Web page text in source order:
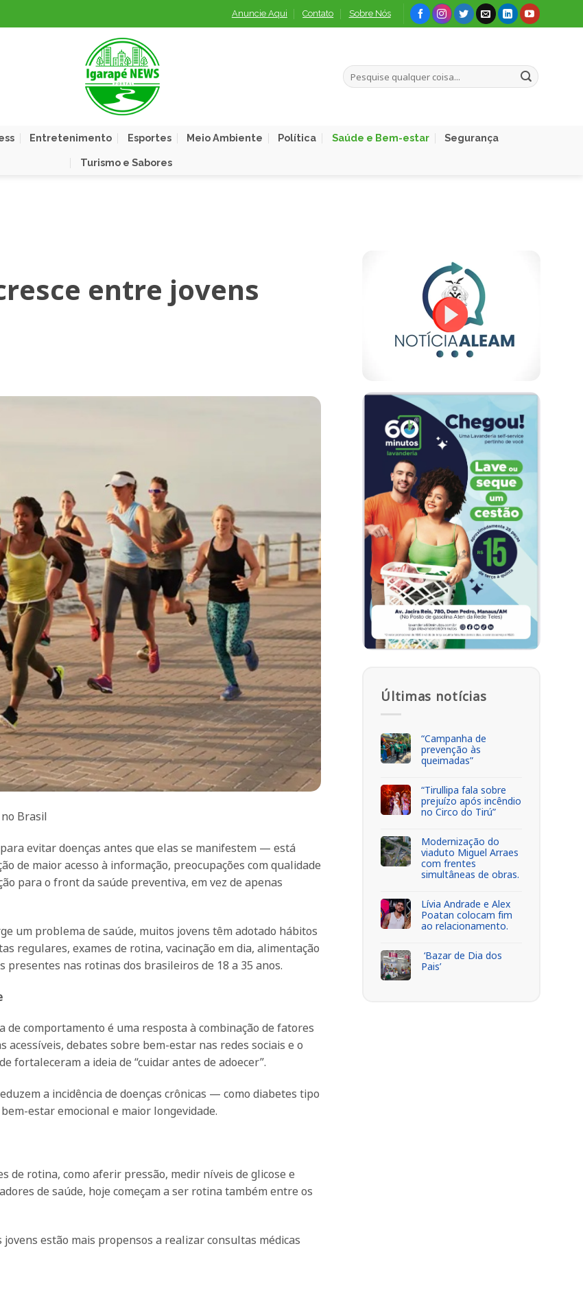
Anuncie Aqui Contato Sobre Nós
Entretenimento Esportes Meio Ambiente Política Saúde e Bem-estar Segurança
Turismo e Sabores
entre jovens
Brasil
evitar doenças antes que elas se manifestem — está
de maior acesso à informação, preocupações com qualidade
para o front da saúde preventiva, em vez de apenas
um problema de saúde, muitos jovens têm adotado hábitos
regulares, exames de rotina, vacinação em dia, alimentação
presentes nas rotinas dos brasileiros de 18 a 35 anos.
comportamento é uma resposta à combinação de fatores
debates sobre bem-estar nas redes sociais e o
fortaleceram a ideia de “cuidar antes de adoecer”.
a incidência de doenças crônicas — como diabetes tipo
estar emocional e maior longevidade.
de rotina, como aferir pressão, medir níveis de glicose e
de saúde, hoje começam a ser rotina também entre os
estão mais propensos a realizar consultas médicas
Últimas notícias
“Campanha de
prevenção às
queimadas”
“Tirullipa fala sobre
prejuízo após incêndio
no Circo do Tirú”
Modernização do
viaduto Miguel Arraes
com frentes
simultâneas de obras.
Lívia Andrade e Alex
Poatan colocam fim
ao relacionamento.
‘Bazar de Dia dos
Pais’